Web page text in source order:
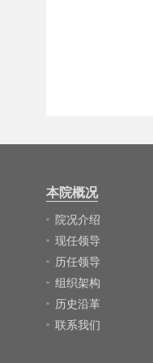
本院概况
院况介绍
现任领导
历任领导
组织架构
历史沿革
联系我们